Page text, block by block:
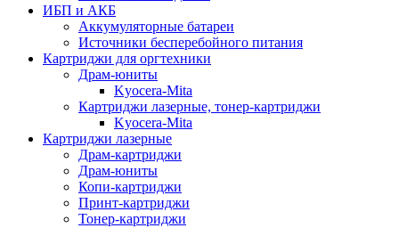
ИБП и АКБ
Аккумуляторные батареи
Источники бесперебойного питания
Картриджи для оргтехники
Драм-юниты
Kyocera-Mita
Картриджи лазерные, тонер-картриджи
Kyocera-Mita
Картриджи лазерные
Драм-картриджи
Драм-юниты
Копи-картриджи
Принт-картриджи
Тонер-картриджи